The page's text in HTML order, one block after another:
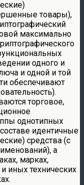
товары),
максимально
одного и
и одной и той
обеспечивают
торговое,
однотипных
идентичные
средства (с
а
марках,
и иных технических